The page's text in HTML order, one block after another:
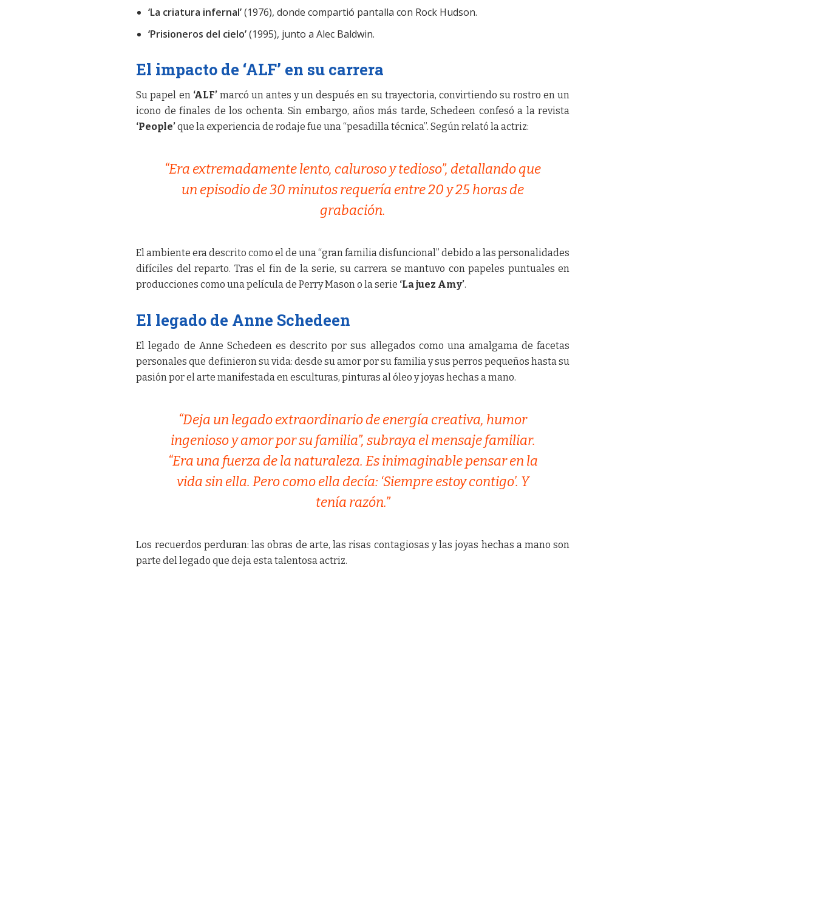
‘La criatura infernal’(1976), donde compartió pantalla con Rock Hudson.
‘Prisioneros del cielo’(1995), junto a Alec Baldwin.
El impacto de ‘ALF’ en su carrera
Su papel en ‘ALF’marcó un antes y un después en su trayectoria, convirtiendo su rostro en un
icono de finales de los ochenta. Sin embargo, años más tarde, Schedeen confesó a la revista
‘People’que la experiencia de rodaje fue una “pesadilla técnica”. Según relató la actriz:
“Era extremadamente lento, caluroso y tedioso”, detallando que
un episodio de 30 minutos requería entre 20 y 25 horas de
grabación.
El ambiente era descrito como el de una “gran familia disfuncional” debido a las personalidades
difíciles del reparto. Tras el fin de la serie, su carrera se mantuvo con papeles puntuales en
producciones como una película de Perry Mason o la serie ‘La juez Amy’.
El legado de Anne Schedeen
El legado de Anne Schedeen es descrito por sus allegados como una amalgama de facetas
personales que definieron su vida: desde su amor por su familia y sus perros pequeños hasta su
pasión por el arte manifestada en esculturas, pinturas al óleo y joyas hechas a mano.
“Deja un legado extraordinario de energía creativa, humor
ingenioso y amor por su familia”, subraya el mensaje familiar.
“Era una fuerza de la naturaleza. Es inimaginable pensar en la
vida sin ella. Pero como ella decía: ‘Siempre estoy contigo’. Y
tenía razón.”
Los recuerdos perduran: las obras de arte, las risas contagiosas y las joyas hechas a mano son
parte del legado que deja esta talentosa actriz.